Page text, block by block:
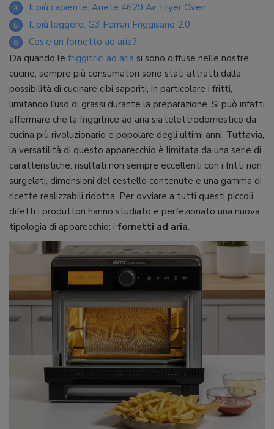
4 Il più capiente: Ariete 4629 Air Fryer Oven
5 Il più leggero: G3 Ferrari Friggisano 2.0
6
Cos'è un fornetto ad aria?
Da quando le friggitrici ad aria si sono diffuse nelle nostre
cucine, sempre più consumatori sono stati attratti dalla
possibilità di cucinare cibi saporiti, in particolare i fritti,
limitando l’uso di grassi durante la preparazione. Si può infatti
affermare che la friggitrice ad aria sia l’elettrodomestico da
cucina più rivoluzionario e popolare degli ultimi anni. Tuttavia,
la versatilità di questo apparecchio è limitata da una serie di
caratteristiche: risultati non sempre eccellenti con i fritti non
surgelati, dimensioni del cestello contenute e una gamma di
ricette realizzabili ridotta. Per ovviare a tutti questi piccoli
difetti i produttori hanno studiato e perfezionato una nuova
tipologia di apparecchio: i fornetti ad aria.